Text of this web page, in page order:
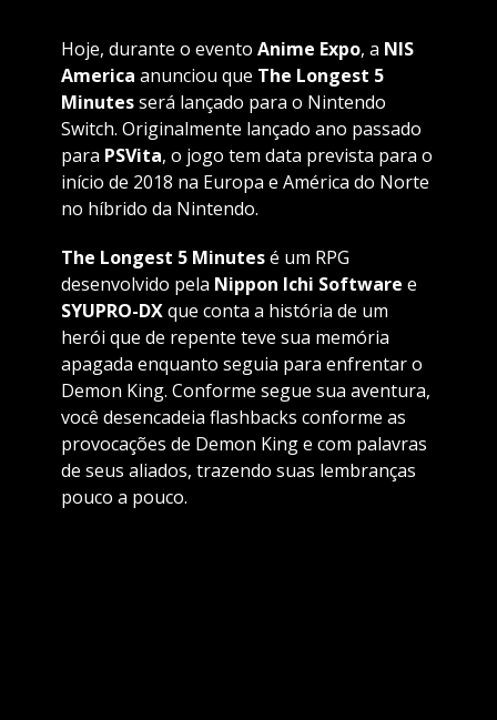
Hoje, durante o evento Anime Expo, a NIS
America anunciou que The Longest 5
Minutesserá lançado para o Nintendo
Switch. Originalmente lançado ano passado
para PSVita, o jogo tem data prevista para o
início de 2018 na Europa e América do Norte
no híbrido da Nintendo.
The Longest 5 Minutesé um RPG
desenvolvido pela Nippon Ichi Software e
SYUPRO-DXque conta a história de um
herói que de repente teve sua memória
apagada enquanto seguia para enfrentar o
Demon King. Conforme segue sua aventura,
você desencadeia flashbacks conforme as
provocações de Demon King e com palavras
de seus aliados, trazendo suas lembranças
pouco a pouco.